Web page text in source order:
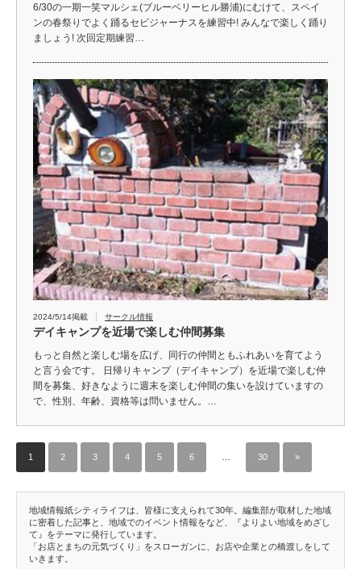
6/30の一期一笑マルシェ(ブルーベリーヒル勝浦)にむけて、スペイ
ンの春祭りでよく踊るセビジャーナスを練習中! みんなで楽しく踊り
ましょう! 次回定期練習…
2024/5/14掲載 サークル情報
デイキャンプを近場で楽しむ仲間募集
もっと自然と楽しむ場を広げ、同行の仲間ともふれあいを育てよう
と言う会です。 日帰りキャンプ（デイキャンプ）を近場で楽しむ仲
間を募集、好きなように週末を楽しむ仲間の集いを設けていますの
で、性別、年齢、資格等は問いません。…
1 2 3 4 5 6 30 »
地域情報紙シティライフは、皆様に支えられて30年。編集部が取材した地域
に密着した記事と、地域でのイベント情報をなど、『よりよい地域をめざし
て』をテーマに発行しています。
「お店とまちの元気づくり」をスローガンに、お店や企業との橋渡しをして
いきます。